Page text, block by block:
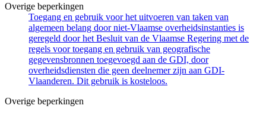
Overige beperkingen
Toegang en gebruik voor het uitvoeren van taken van
algemeen belang door niet-Vlaamse overheidsinstanties is
geregeld door het Besluit van de Vlaamse Regering met de
regels voor toegang en gebruik van geografische
gegevensbronnen toegevoegd aan de GDI, door
overheidsdiensten die geen deelnemer zijn aan GDI-
Vlaanderen. Dit gebruik is kosteloos.
Overige beperkingen